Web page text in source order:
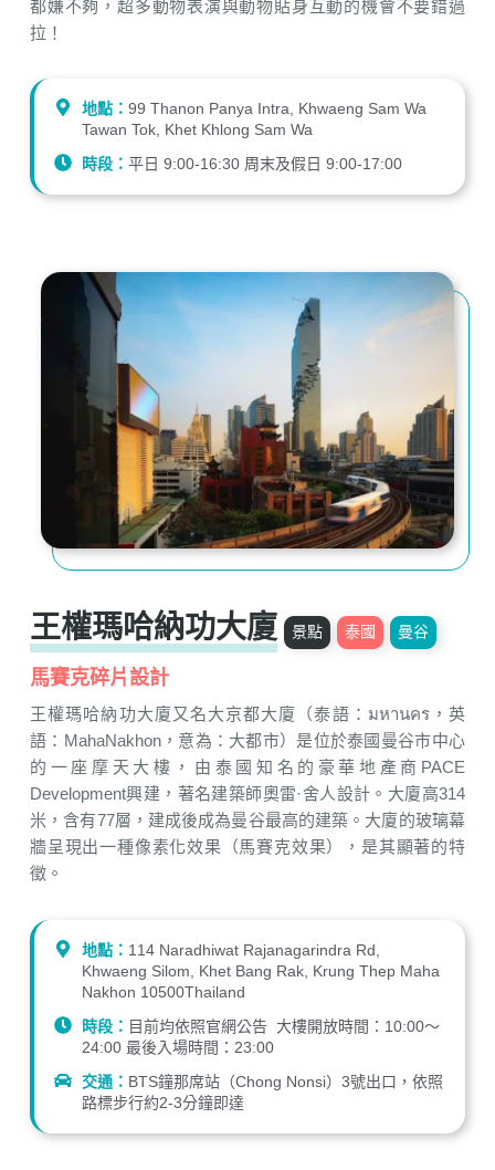
都嫌不夠，超多動物表演與動物貼身互動的機會不要錯過
拉！
地點：99 Thanon Panya Intra, Khwaeng Sam Wa
Tawan Tok, Khet Khlong Sam Wa
時段：平日 9:00-16:30 周末及假日 9:00-17:00
王權瑪哈納功大廈 景點 泰國 曼谷
馬賽克碎片設計
王權瑪哈納功大廈又名大京都大廈（泰語：มหานคร，英
語：MahaNakhon，意為：大都市）是位於泰國曼谷市中心
的一座摩天大樓，由泰國知名的豪華地產商PACE
Development興建，著名建築師奧雷·舍人設計。大廈高314
米，含有77層，建成後成為曼谷最高的建築。大廈的玻璃幕
牆呈現出一種像素化效果（馬賽克效果），是其顯著的特
徵。
地點： 114 Naradhiwat Rajanagarindra Rd,
Khwaeng Silom, Khet Bang Rak, Krung Thep Maha
Nakhon 10500Thailand
時段： 目前均依照官網公告 大樓開放時間：10:00～
24:00 最後入場時間：23:00
交通： BTS鐘那席站（Chong Nonsi）3號出口，依照
路標步行約2-3分鐘即達